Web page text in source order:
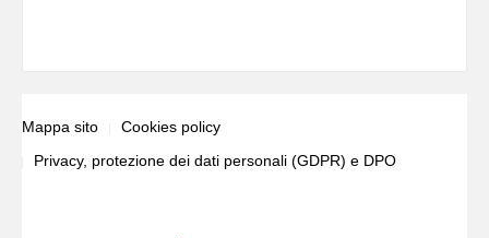
Mappa sito
Cookies policy
Privacy, protezione dei dati personali (GDPR) e DPO